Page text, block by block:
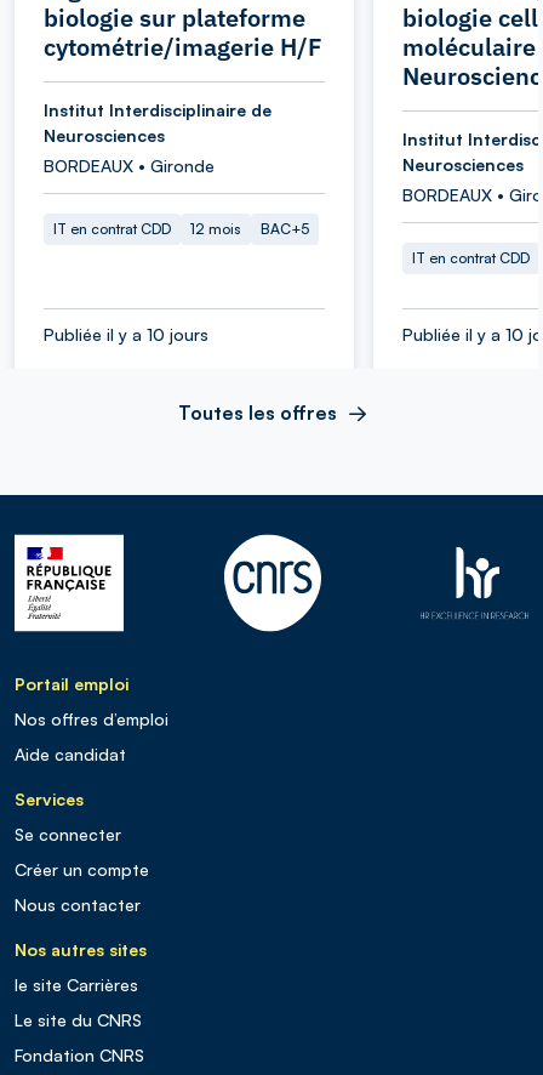
biologie sur plateforme
cytométrie/imagerie H/F
Institut Interdisciplinaire de
Neurosciences
BORDEAUX • Gironde
IT en contrat CDD 12 mois BAC+5
Publiée il y a 10 jours
biologie
moléculaire
Institut
Neurosciences
BORDEAUX •
IT en contrat CDD
Publiée il y a 10
Toutes les offres
Portail emploi
Nos offres d’emploi
Aide candidat
Services
Se connecter
Créer un compte
Nous contacter
Nos autres sites
le site Carrières
Le site du CNRS
Fondation CNRS